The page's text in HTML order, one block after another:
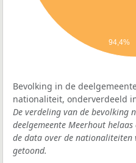
94,4%
Bevolking in de
nationaliteit, onderverdeeld
De verdeling van de bevolking
deelgemeente Meerhout
de data over de nationaliteiten
getoond.